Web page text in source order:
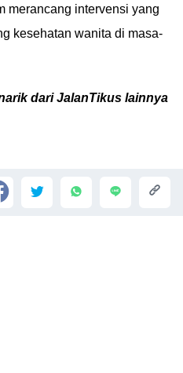
merancang intervensi yang
kesehatan wanita di masa-
dari JalanTikus lainnya